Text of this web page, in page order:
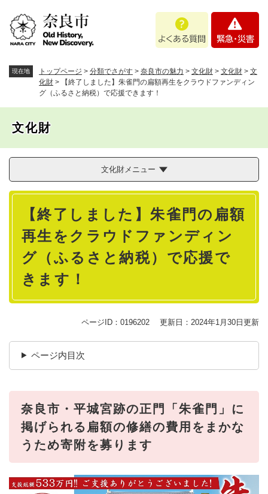
。
あ
問
・
現在地 トップページ > 分類でさがす > 奈良市の魅力 > 文化財 > 文化財 > 文
化財 >
【終了しました】朱雀門の扁額再生をクラウドファンディン
グ（ふるさと納税）で応援できます！
文化財
文化財メニュー
本
【終了しました】朱雀門の扁額
再生をクラウドファンディン
グ（ふるさと納税）で応援で
きます！
ページID：0196202 更新日：2024年1月30日更新
ページ内目次
奈良市・平城宮跡の正門「朱雀門」に
掲げられる扁額の修繕の費用をまかな
うため寄附を募ります